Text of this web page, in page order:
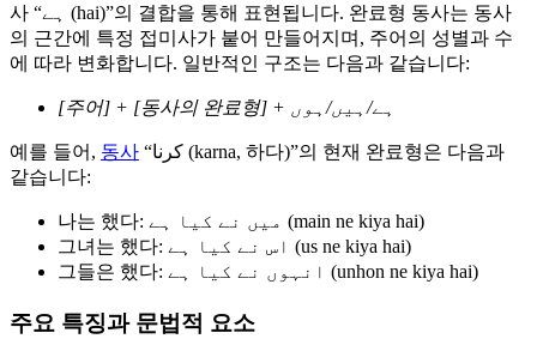
사 “ہے (hai)”의 결합을 통해 표현됩니다. 완료형 동사는 동사
의 근간에 특정 접미사가 붙어 만들어지며, 주어의 성별과 수
에 따라 변화합니다. 일반적인 구조는 다음과 같습니다:
[주어] + [동사의 완료형] + ہے/ہیں/ہوں
예를 들어, 동사 “کرنا (karna, 하다)”의 현재 완료형은 다음과
같습니다:
나는 했다: میں نے کیا ہے (main ne kiya hai)
그녀는 했다: اس نے کیا ہے (us ne kiya hai)
그들은 했다: انہوں نے کیا ہے (unhon ne kiya hai)
주요 특징과 문법적 요소